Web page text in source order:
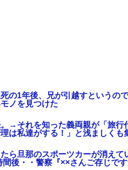
死の1年後、兄が引越すという
ノを見つけた
→それを知った義両親が「旅行
は私達がする！」と浅ましくも
たら旦那のスポーツカーが消え
後・・警察『××さんご存じです